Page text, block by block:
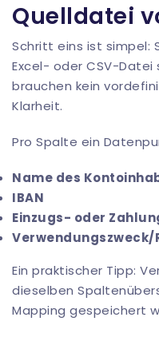
Quelldatei
Schritt eins ist simpel:
Excel- oder CSV-
brauchen kein
Klarheit.
Pro Spalte ein
Name des
IBAN
Einzugs- oder
Verwendungszweck/
Ein praktischer Tipp:
dieselben
Mapping gespeichert